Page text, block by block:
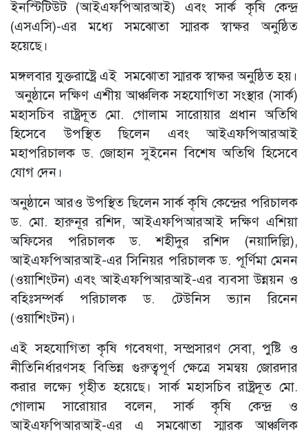
ইনস্টিটিউট (আইএফপিআরআই) এবং সার্ক কৃষি কেন্দ্র
(এসএসি)-এর মধ্যে সমঝোতা স্মারক স্বাক্ষর অনুষ্ঠিত
হয়েছে।
মঙ্গলবার যুক্তরাষ্ট্রে এই সমঝোতা স্মারক স্বাক্ষর অনুষ্ঠিত হয়।
অনুষ্ঠানে দক্ষিণ এশীয় আঞ্চলিক সহযোগিতা সংস্থার (সার্ক)
মহাসচিব রাষ্ট্রদূত মো. গোলাম সারোয়ার প্রধান অতিথি
হিসেবে উপস্থিত ছিলেন এবং আইএফপিআরআই
মহাপরিচালক ড. জোহান সুইনেন বিশেষ অতিথি হিসেবে
যোগ দেন।
অনুষ্ঠানে আরও উপস্থিত ছিলেন সার্ক কৃষি কেন্দ্রের পরিচালক
ড. মো. হারুনূর রশিদ, আইএফপিআরআই দক্ষিণ এশিয়া
অফিসের পরিচালক ড. শহীদুর রশিদ (নয়াদিল্লি),
আইএফপিআরআই-এর সিনিয়র পরিচালক ড. পূর্ণিমা মেনন
(ওয়াশিংটন) এবং আইএফপিআরআই-এর ব্যবসা উন্নয়ন ও
বহিঃসম্পর্ক পরিচালক ড. টেউনিস ভ্যান রিনেন
(ওয়াশিংটন)।
এই সহযোগিতা কৃষি গবেষণা, সম্প্রসারণ সেবা, পুষ্টি ও
নীতিনির্ধারণসহ বিভিন্ন গুরুত্বপূর্ণ ক্ষেত্রে সমন্বয় জোরদার
করার লক্ষ্যে গৃহীত হয়েছে। সার্ক মহাসচিব রাষ্ট্রদূত মো.
গোলাম সারোয়ার বলেন, সার্ক কৃষি কেন্দ্র ও
আইএফপিআরআই-এর এ সমঝোতা স্মারক আঞ্চলিক